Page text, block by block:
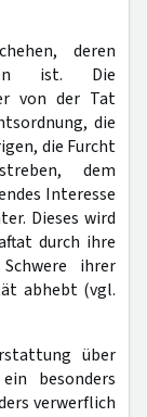
deren
ist. Die
von der Tat
die
die Furcht
dem
Interesse
Dieses wird
durch ihre
ihrer
abhebt (vgl.
über
besonders
verwerflich